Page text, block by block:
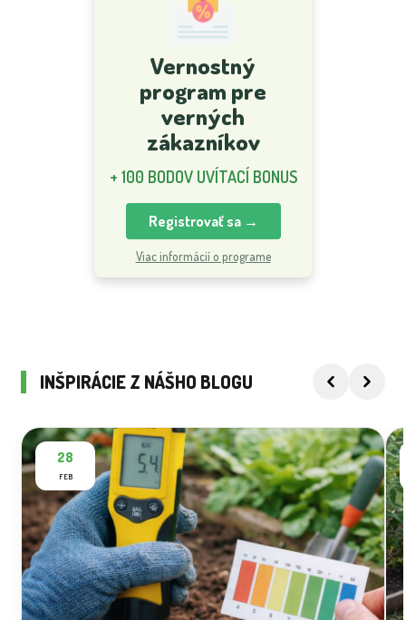
Vernostný
program pre
verných
zákazníkov
+ 100 BODOV UVÍTACÍ BONUS
Registrovať sa →
Viac informácií o programe
INŠPIRÁCIE Z NÁŠHO BLOGU
28
FEB